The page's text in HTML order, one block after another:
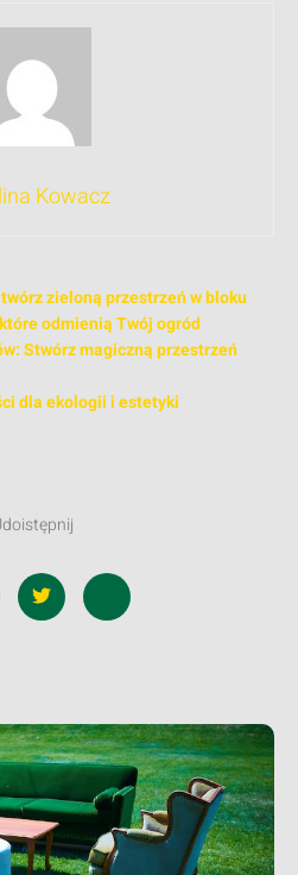
Kowacz
zieloną przestrzeń w bloku
odmienią Twój ogród
Stwórz magiczną przestrzeń
dla ekologii i estetyki